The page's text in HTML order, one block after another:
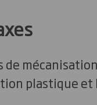
plastique et